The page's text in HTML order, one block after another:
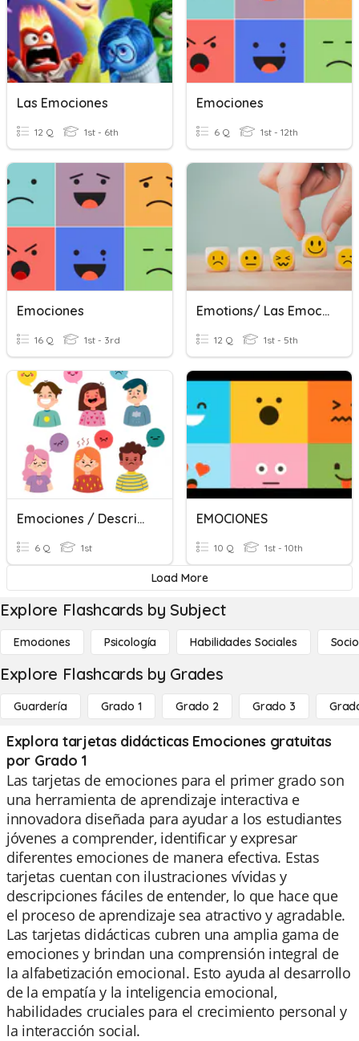
Las Emociones
12 Q 1st - 6th
Emociones
6 Q 1st - 12th
Emociones
16 Q 1st - 3rd
Emotions/ Las Emociones (multiple Choice)
12 Q 1st - 5th
Emociones / Descripción
6 Q 1st
EMOCIONES
10 Q 1st - 10th
Load More
Explore Flashcards by Subject
Emociones Psicología Habilidades Sociales
Explore Flashcards by Grades
Guardería Grado 1 Grado 2 Grado 3
Explora tarjetas didácticas Emociones gratuitas
por Grado 1
Las tarjetas de emociones para el primer grado son
una herramienta de aprendizaje interactiva e
innovadora diseñada para ayudar a los estudiantes
jóvenes a comprender, identificar y expresar
diferentes emociones de manera efectiva. Estas
tarjetas cuentan con ilustraciones vívidas y
descripciones fáciles de entender, lo que hace que
el proceso de aprendizaje sea atractivo y agradable.
Las tarjetas didácticas cubren una amplia gama de
emociones y brindan una comprensión integral de
la alfabetización emocional. Esto ayuda al desarrollo
de la empatía y la inteligencia emocional,
habilidades cruciales para el crecimiento personal y
la interacción social.